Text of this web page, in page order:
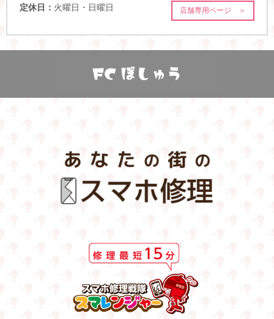
定休日： 火曜日・日曜日 店舗専用ページ ＞